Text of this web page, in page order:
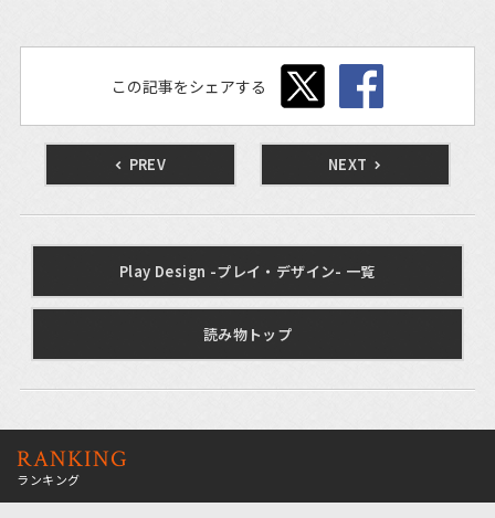
この記事をシェアする
PREV NEXT
Play Design -プレイ・デザイン- 一覧
読み物トップ
RANKING
ランキング